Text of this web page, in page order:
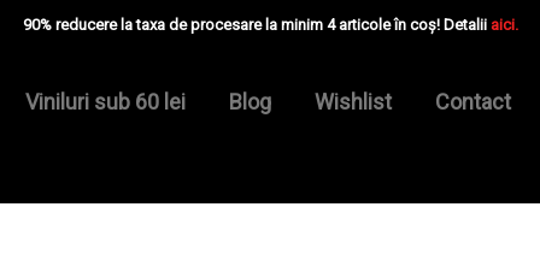
90% reducere la taxa de procesare la minim 4 articole în coș! Detalii aici.
Viniluri sub 60 lei Blog Wishlist Contact